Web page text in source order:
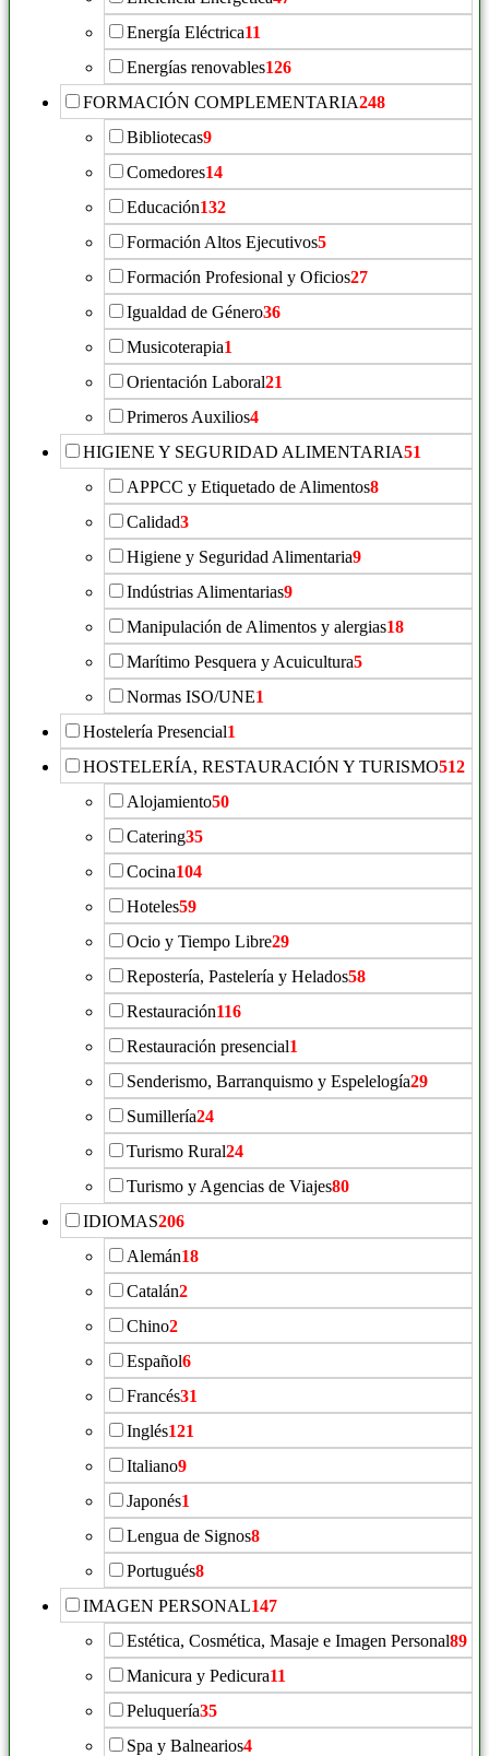
Energía Eléctrica11
Energías renovables126
FORMACIÓN COMPLEMENTARIA248
Bibliotecas9
Comedores14
Educación132
Formación Altos Ejecutivos5
Formación Profesional y Oficios27
Igualdad de Género36
Musicoterapia1
Orientación Laboral21
Primeros Auxilios4
HIGIENE Y SEGURIDAD ALIMENTARIA51
APPCC y Etiquetado de Alimentos8
Calidad3
Higiene y Seguridad Alimentaria9
Indústrias Alimentarias9
Manipulación de Alimentos y alergias18
Marítimo Pesquera y Acuicultura5
Normas ISO/UNE1
Hostelería Presencial1
HOSTELERÍA, RESTAURACIÓN Y TURISMO512
Alojamiento50
Catering35
Cocina104
Hoteles59
Ocio y Tiempo Libre29
Repostería, Pastelería y Helados58
Restauración116
Restauración presencial1
Senderismo, Barranquismo y Espelelogía29
Sumillería24
Turismo Rural24
Turismo y Agencias de Viajes80
IDIOMAS206
Alemán18
Catalán2
Chino2
Español6
Francés31
Inglés121
Italiano9
Japonés1
Lengua de Signos8
Portugués8
IMAGEN PERSONAL147
Estética, Cosmética, Masaje e Imagen Personal89
Manicura y Pedicura11
Peluquería35
Spa y Balnearios4